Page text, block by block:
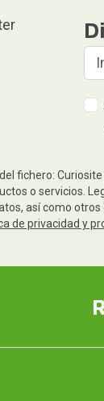
fichero:
o servicios.
así como
de privacidad y